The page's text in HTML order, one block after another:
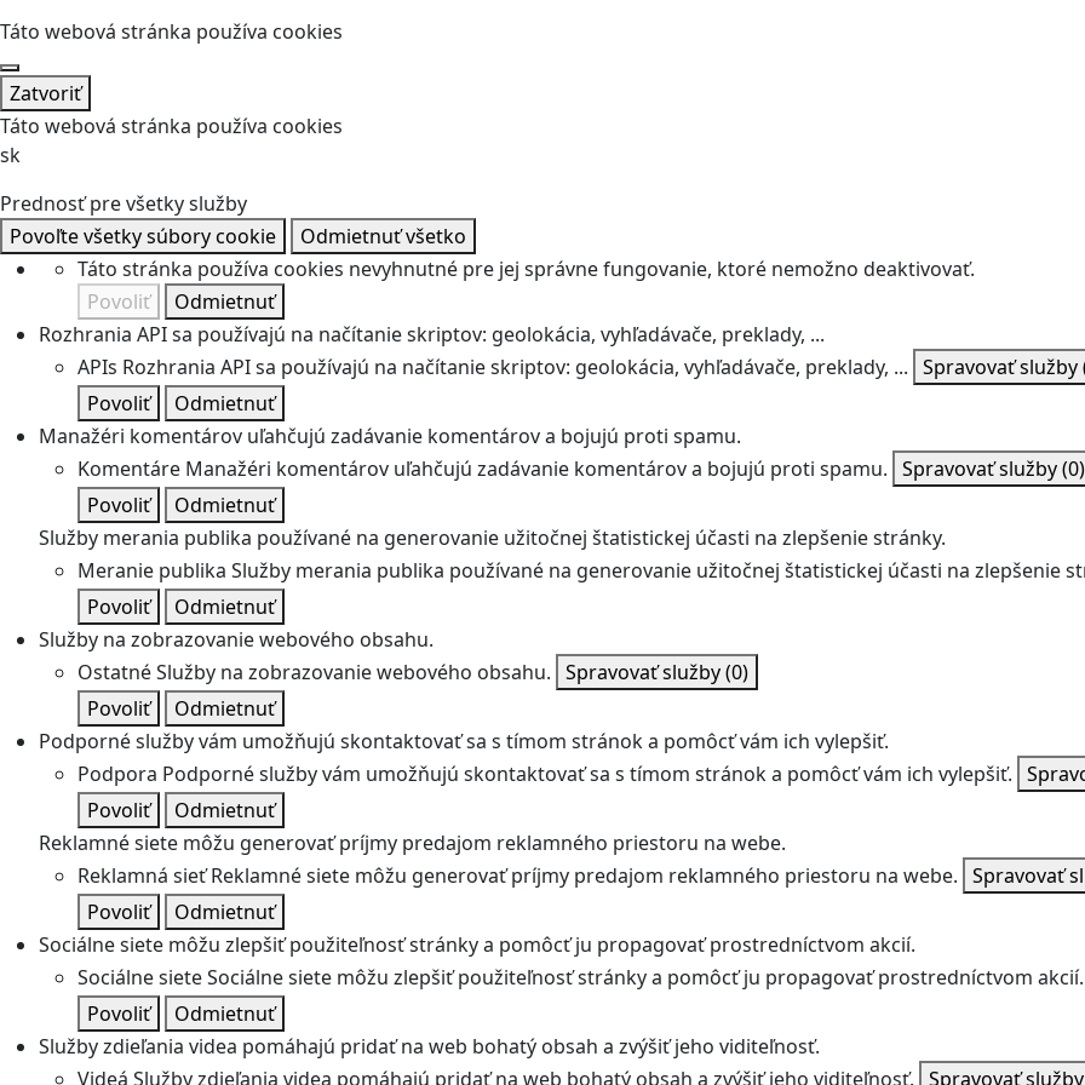
Táto webová stránka používa cookies
Zatvoriť
Táto webová stránka používa cookies
sk
Prednosť pre všetky služby
Povoľte všetky súbory cookie
Odmietnuť všetko
Táto stránka používa cookies nevyhnutné pre jej správne fungovanie, ktoré nemožno deaktivovať.
Povoliť
Odmietnuť
Rozhrania API sa používajú na načítanie skriptov: geolokácia, vyhľadávače, preklady, ...
APIs Rozhrania API sa používajú na načítanie skriptov: geolokácia, vyhľadávače, preklady, ... Spravovať služby
Povoliť
Odmietnuť
Manažéri komentárov uľahčujú zadávanie komentárov a bojujú proti spamu.
Komentáre Manažéri komentárov uľahčujú zadávanie komentárov a bojujú proti spamu. Spravovať služby(0)
Povoliť
Odmietnuť
Služby merania publika používané na generovanie užitočnej štatistickej účasti na zlepšenie stránky.
Meranie publika Služby merania publika používané na generovanie užitočnej štatistickej účasti na zlepšenie
Povoliť
Odmietnuť
Služby na zobrazovanie webového obsahu.
OstatnéSlužby na zobrazovanie webového obsahu. Spravovať služby(0)
Povoliť
Odmietnuť
Podporné služby vám umožňujú skontaktovať sa s tímom stránok a pomôcť vám ich vylepšiť.
Podpora Podporné služby vám umožňujú skontaktovať sa s tímom stránok a pomôcť vám ich vylepšiť.
Povoliť
Odmietnuť
Reklamné siete môžu generovať príjmy predajom reklamného priestoru na webe.
Reklamná sieť Reklamné siete môžu generovať príjmy predajom reklamného priestoru na webe. Spravovať
Povoliť
Odmietnuť
Sociálne siete môžu zlepšiť použiteľnosť stránky a pomôcť ju propagovať prostredníctvom akcií.
Sociálne sieteSociálne siete môžu zlepšiť použiteľnosť stránky a pomôcť ju propagovať prostredníctvom akcií.
Povoliť
Odmietnuť
Služby zdieľania videa pomáhajú pridať na web bohatý obsah a zvýšiť jeho viditeľnosť.
Videá Služby zdieľania videa pomáhajú pridať na web bohatý obsah a zvýšiť jeho viditeľnosť. Spravovať